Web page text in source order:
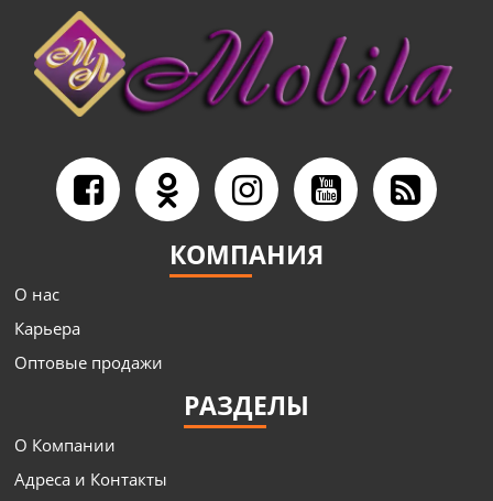
КОМПАНИЯ
О нас
Карьера
Оптовые продажи
РАЗДЕЛЫ
О Компании
Адреса и Контакты